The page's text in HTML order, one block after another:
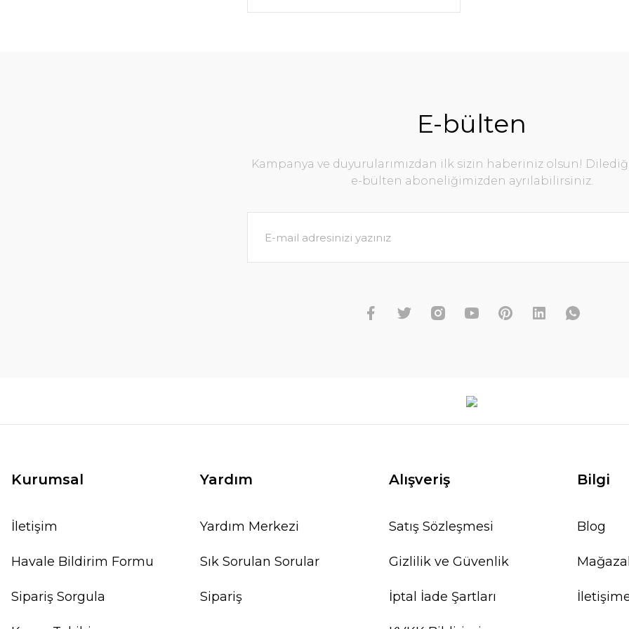
E-bülten
Kampanya ve duyurularımızdan ilk sizin haberiniz olsun!
e-bülten aboneliğimizden ayrılabilirsiniz.
Kurumsal
İletişim
Havale Bildirim Formu
Sipariş Sorgula
Yardım
Yardım Merkezi
Sık Sorulan Sorular
Sipariş
Alışveriş
Satış Sözleşmesi
Gizlilik ve Güvenlik
İptal İade Şartları
Bilgi
Blog